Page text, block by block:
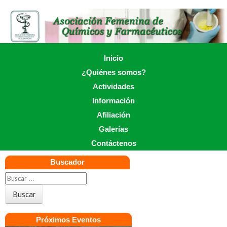
content
Inicio
¿Quiénes somos?
Actividades
Información
Afiliación
Galerías
Contáctenos
Buscador
Próximos Eventos